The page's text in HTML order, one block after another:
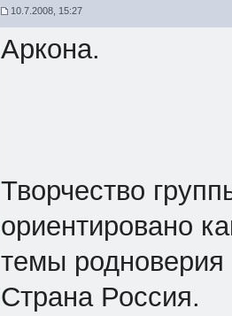
10.7.2008, 15:27
Аркона.
Творчество
ориентировано
темы
Страна Россия.